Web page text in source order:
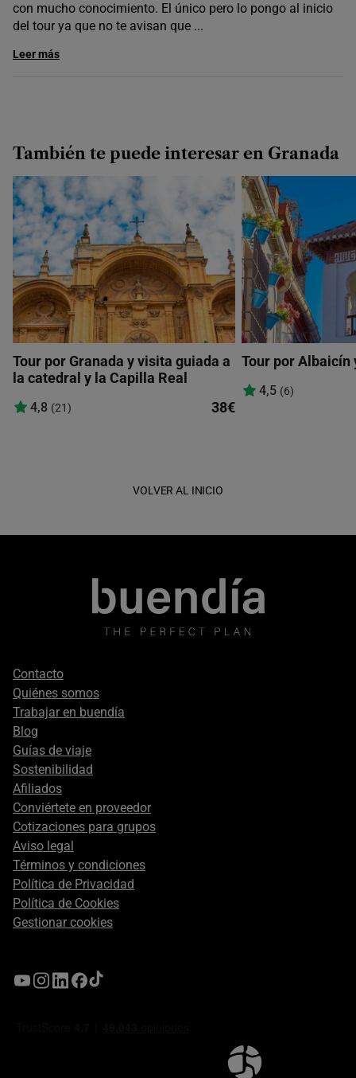
con mucho conocimiento. El único pero lo pongo al inicio
del tour ya que no te avisan que ...
Leer más
También te puede interesar en Granada
Tour por Granada y visita guiada a
la catedral y la Capilla Real
4,8 (21) 38€
Tour por Albaicín
4,5 (6)
VOLVER AL INICIO
Footer
secondary
Contacto
Quiénes somos
Trabajar en buendía
Blog
Guías de viaje
Sostenibilidad
Afiliados
Conviértete en proveedor
Cotizaciones para grupos
Aviso legal
Términos y condiciones
Política de Privacidad
Política de Cookies
Gestionar cookies